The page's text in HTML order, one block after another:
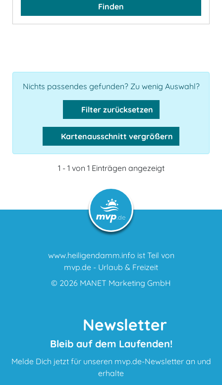
Finden
Nichts passendes gefunden? Zu wenig Auswahl?
Filter zurücksetzen
Kartenausschnitt vergrößern
1 - 1 von 1 Einträgen angezeigt
www.heiligendamm.info ist Teil von
mvp.de - Urlaub & Freizeit
© 2026 MANET Marketing GmbH
Newsletter
Bleib auf dem Laufenden!
Melde Dich jetzt für unseren mvp.de-Newsletter an und
erhalte